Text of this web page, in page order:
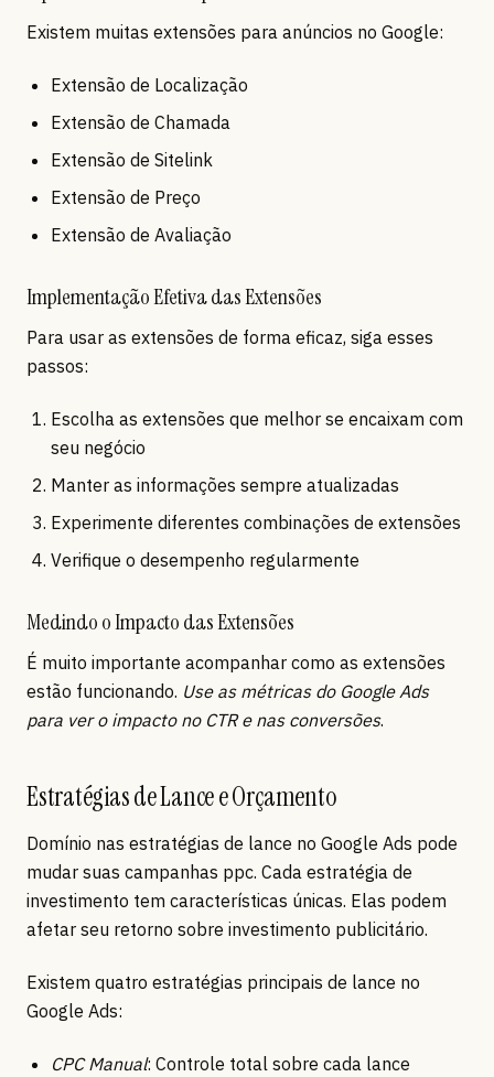
Existem muitas extensões para anúncios no Google:
Extensão de Localização
Extensão de Chamada
Extensão de Sitelink
Extensão de Preço
Extensão de Avaliação
Implementação Efetiva das Extensões
Para usar as extensões de forma eficaz, siga esses
passos:
Escolha as extensões que melhor se encaixam com
seu negócio
Manter as informações sempre atualizadas
Experimente diferentes combinações de extensões
Verifique o desempenho regularmente
Medindo o Impacto das Extensões
É muito importante acompanhar como as extensões
estão funcionando. Use as métricas do Google Ads
para ver o impacto no CTR e nas conversões.
Estratégias de Lance e Orçamento
Domínio nas estratégias de lance no Google Ads pode
mudar suas campanhas ppc. Cada estratégia de
investimento tem características únicas. Elas podem
afetar seu retorno sobre investimento publicitário.
Existem quatro estratégias principais de lance no
Google Ads:
CPC Manual: Controle total sobre cada lance